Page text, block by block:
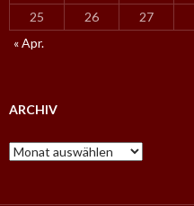
25
26 27
« Apr.
ARCHIV
A
r